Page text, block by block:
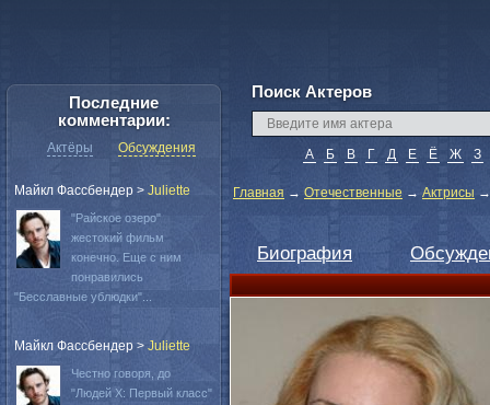
Поиск Актеров
А Б В Г Д Е Ё Ж З
Главная → Отечественные → Актрисы
Биография
Последние
комментарии:
Актёры Обсуждения
Майкл Фассбендер > Juliette
"Райское озеро"
жестокий фильм
конечно. Еще с ним
понравились
"Бесславные ублюдки"...
Майкл Фассбендер > Juliette
Честно говоря, до
"Людей Х: Первый класс"